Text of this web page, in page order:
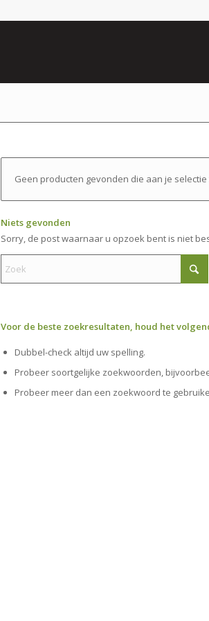
Geen producten gevonden die aan je
Niets gevonden
Sorry, de post waarnaar u opzoek bent is niet
Voor de beste zoekresultaten, houd het
Dubbel-check altijd uw spelling.
Probeer soortgelijke zoekwoorden,
Probeer meer dan een zoekwoord te